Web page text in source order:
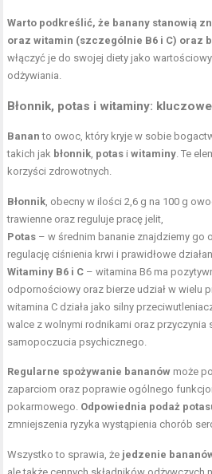
Warto podkreślić, że banany stanowią
oraz witamin (szczególnie B6 i C) oraz
włączyć je do swojej diety jako
odżywiania.
Błonnik, potas i witaminy:
Banan to owoc, który kryje w sobie
takich jak błonnik, potas iwitaminy. Te
korzyści zdrowotnych.
Błonnik, obecny w ilości 2,6 g na 100 g
trawienne oraz reguluje pracę jelit,
Potas – w średnim bananie znajdziemy go
regulację ciśnienia krwi i prawidłowe
Witaminy B6 i C – witamina B6 ma
odpornościowy oraz bierze udział w wielu
witamina C działa jako silny
walce z wolnymi rodnikami oraz przyczynia
samopoczucia psychicznego.
Regularne spożywanie bananów może
zaparciom oraz poprawie ogólnego
pokarmowego. Odpowiednia podaż
zmniejszenia ryzyka wystąpienia chorób
Wszystko to sprawia, że jedzenie